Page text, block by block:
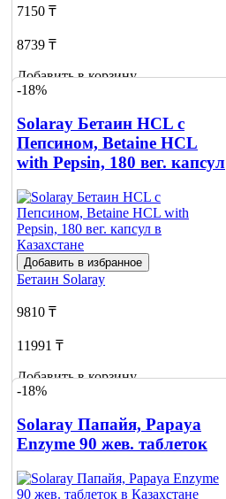
7150 ₸
8739 ₸
Добавить в корзину
-18%
Solaray Бетаин HCL с
Пепсином, Betaine HCL
with Pepsin, 180 вег. капсул
Добавить в избранное
Бетаин Solaray
9810 ₸
11991 ₸
Добавить в корзину
-18%
Solaray Папайя, Papaya
Enzyme 90 жев. таблеток